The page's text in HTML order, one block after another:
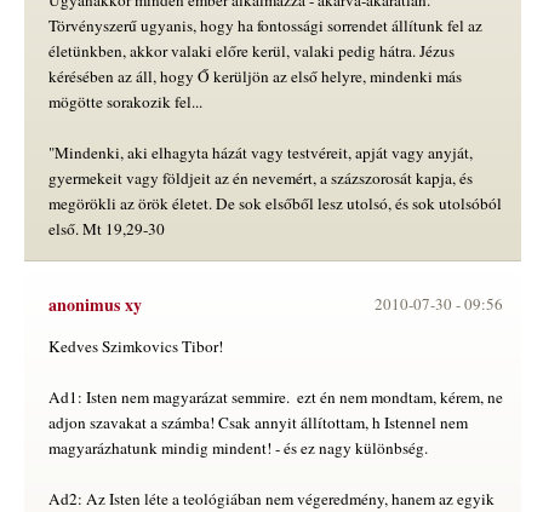
Törvényszerű ugyanis, hogy ha fontossági sorrendet állítunk fel az
életünkben, akkor valaki előre kerül, valaki pedig hátra. Jézus
kérésében az áll, hogy Ő kerüljön az első helyre, mindenki más
mögötte sorakozik fel...
"Mindenki, aki elhagyta házát vagy testvéreit, apját vagy anyját,
gyermekeit vagy földjeit az én nevemért, a százszorosát kapja, és
megörökli az örök életet. De sok elsőből lesz utolsó, és sok utolsóból
első. Mt 19,29-30
anonimus xy 2010-07-30 -09:56
Kedves Szimkovics Tibor!
Ad1: Isten nem magyarázat semmire.  ezt én nem mondtam, kérem, ne
adjon szavakat a számba! Csak annyit állítottam, h Istennel nem
magyarázhatunk mindig mindent! - és ez nagy különbség.
Ad2: Az Isten léte a teológiában nem végeredmény, hanem az egyik